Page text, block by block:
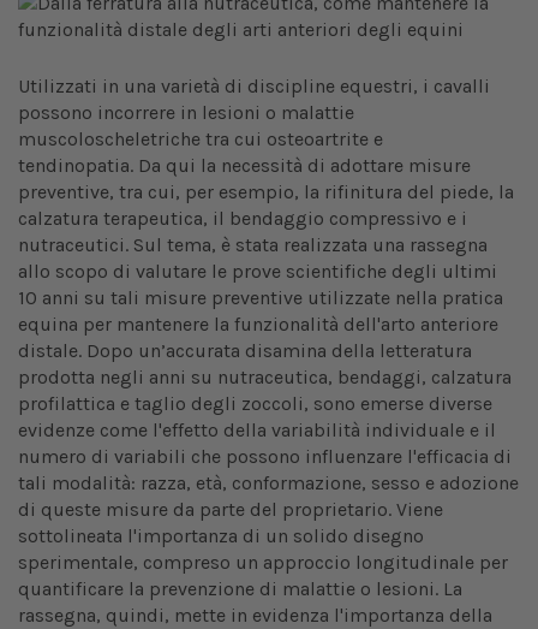
Utilizzati in una varietà di discipline equestri, i cavalli
possono incorrere in lesioni o malattie
muscoloscheletriche tra cui osteoartrite e
tendinopatia. Da qui la necessità di adottare misure
preventive, tra cui, per esempio, la rifinitura del piede, la
calzatura terapeutica, il bendaggio compressivo e i
nutraceutici. Sul tema, è stata realizzata una rassegna
allo scopo di valutare le prove scientifiche degli ultimi
10 anni su tali misure preventive utilizzate nella pratica
equina per mantenere la funzionalità dell'arto anteriore
distale. Dopo un’accurata disamina della letteratura
prodotta negli anni su nutraceutica, bendaggi, calzatura
profilattica e taglio degli zoccoli, sono emerse diverse
evidenze come l'effetto della variabilità individuale e il
numero di variabili che possono influenzare l'efficacia di
tali modalità: razza, età, conformazione, sesso e adozione
di queste misure da parte del proprietario. Viene
sottolineata l'importanza di un solido disegno
sperimentale, compreso un approccio longitudinale per
quantificare la prevenzione di malattie o lesioni. La
rassegna, quindi, mette in evidenza l'importanza della